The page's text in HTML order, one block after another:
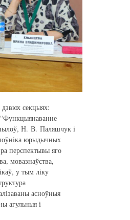
дзвюх секцыях:
“Функцыянаванне
Н. В. Паляшчук і
юрыдычных
перспектывы яго
мовазнаўства,
у тым ліку
асноўныя
агульныя і